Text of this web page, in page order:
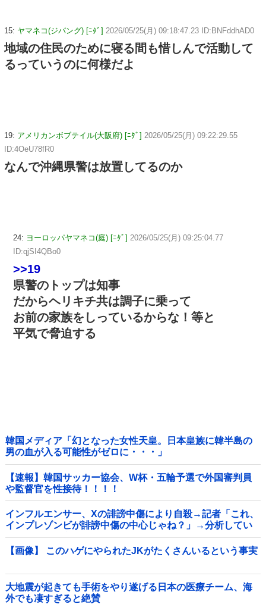
15: ヤマネコ(ジパング) [ﾆﾀﾞ] 2026/05/25(月) 09:18:47.23 ID:BNFddhAD0
地域の住民のために寝る間も惜しんで活動して
るっていうのに何様だよ
19: アメリカンボブテイル(大阪府) [ﾆﾀﾞ] 2026/05/25(月) 09:22:29.55
ID:4OeU78fR0
なんで沖縄県警は放置してるのか
24: ヨーロッパヤマネコ(庭) [ﾆﾀﾞ] 2026/05/25(月) 09:25:04.77
ID:qjSI4QBo0
>>19
県警のトップは知事
だからヘリキチ共は調子に乗って
お前の家族をしっているからな！等と
平気で脅迫する
韓国メディア「幻となった女性天皇。日本皇族に韓半島の
男の血が入る可能性がゼロに・・・」
【速報】韓国サッカー協会、W杯・五輪予選で外国審判員
や監督官を性接待！！！！
インフルエンサー、Xの誹謗中傷により自殺→記者「これ、
インプレゾンビが誹謗中傷の中心じゃね？」→分析してい
くとヤバイ真実が浮かび上がる他
【画像】 このハゲにやられたJKがたくさんいるという事実
大地震が起きても手術をやり遂げる日本の医療チーム、海
外でも凄すぎると絶賛